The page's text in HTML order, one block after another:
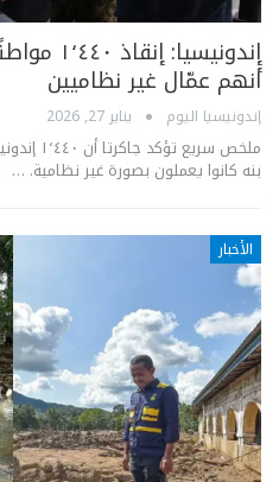
أنهم عمّال غير نظاميين
إندونيسيا اليوم يناير 27, 2026
ملخص
بنه كانوا يعملون بصورة غير نظامية. …
الأخبار